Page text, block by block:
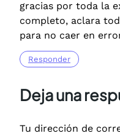
gracias por toda la
completo, aclara
para no caer en
Responder
Deja una
Tu dirección de